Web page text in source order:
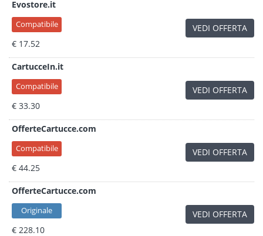
Evostore.it
Compatibile
€ 17.52
VEDI OFFERTA
CartucceIn.it
Compatibile
€ 33.30
VEDI OFFERTA
OfferteCartucce.com
Compatibile
€ 44.25
VEDI OFFERTA
OfferteCartucce.com
Originale
€ 228.10
VEDI OFFERTA